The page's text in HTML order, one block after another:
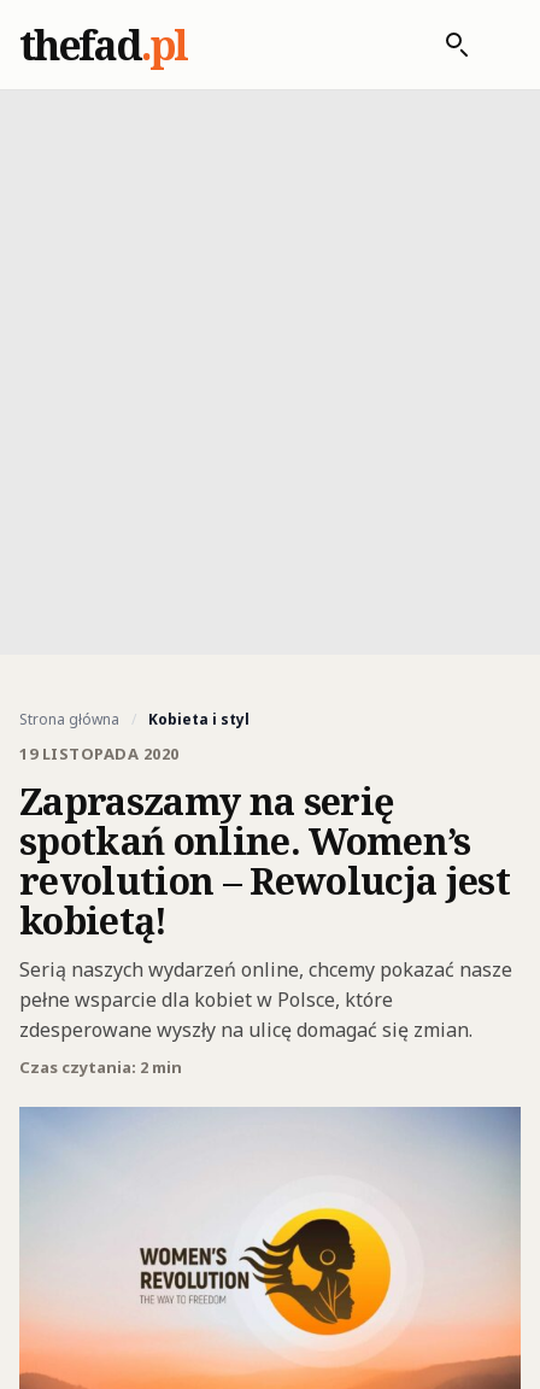
thefad.pl
Strona główna / Kobieta i styl
19 LISTOPADA 2020
Zapraszamy na serię
spotkań online. Women’s
revolution – Rewolucja jest
kobietą!
Serią naszych wydarzeń online, chcemy pokazać nasze
pełne wsparcie dla kobiet w Polsce, które
zdesperowane wyszły na ulicę domagać się zmian.
Czas czytania: 2 min